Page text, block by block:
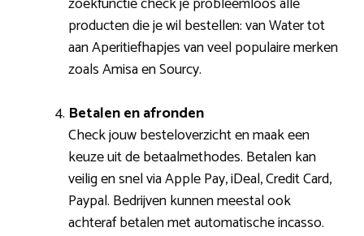
producten die je wil bestellen: van Water tot
aan Aperitiefhapjes van veel populaire merken
zoals Amisa en Sourcy.
Betalen en afronden
Check jouw besteloverzicht en maak een
keuze uit de betaalmethodes. Betalen kan
veilig en snel via Apple Pay, iDeal, Credit Card,
Paypal. Bedrijven kunnen meestal ook
achteraf betalen met automatische incasso.